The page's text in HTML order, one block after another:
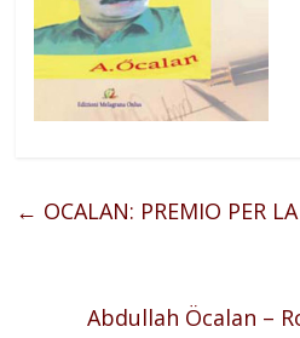
← OCALAN: PREMIO PER
Abdullah Öcalan –